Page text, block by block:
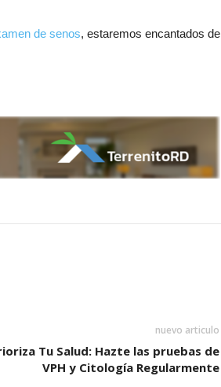
de senos, estaremos encantados de
nuevo articulo
Tu Salud: Hazte las pruebas de
VPH y Citología Regularmente